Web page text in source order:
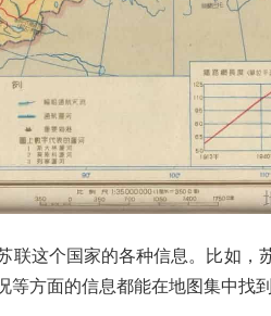
联这个国家的各种信息。比如，
方面的信息都能在地图集中找到